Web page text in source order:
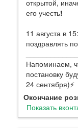
открытой,
его учесть❗️
11 августа в
поздравлять
Напоминаем,
постановку
24 сентября)⚡️
Окончание
Показать